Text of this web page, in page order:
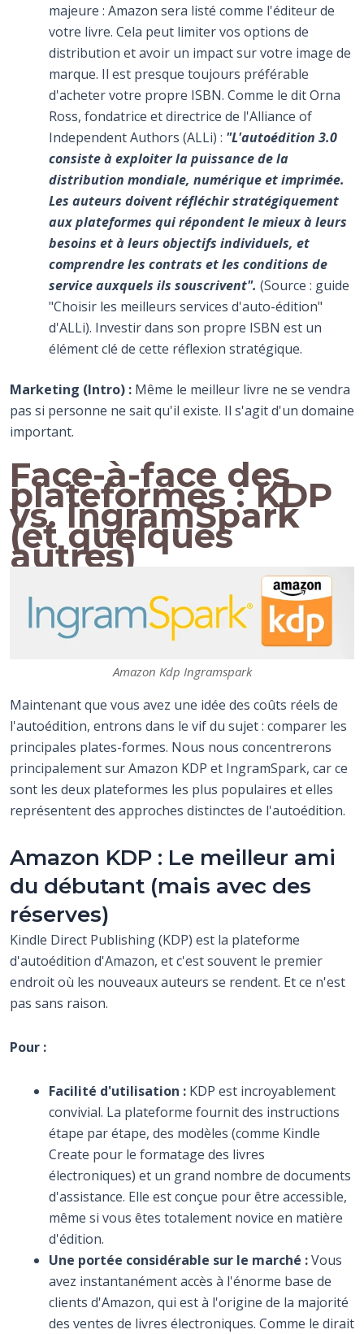
majeure : Amazon sera listé comme l'éditeur de
votre livre. Cela peut limiter vos options de
distribution et avoir un impact sur votre image de
marque. Il est presque toujours préférable
d'acheter votre propre ISBN. Comme le dit Orna
Ross, fondatrice et directrice de l'Alliance of
Independent Authors (ALLi) : "L'autoédition 3.0
consiste à exploiter la puissance de la
distribution mondiale, numérique et imprimée.
Les auteurs doivent réfléchir stratégiquement
aux plateformes qui répondent le mieux à leurs
besoins et à leurs objectifs individuels, et
comprendre les contrats et les conditions de
service auxquels ils souscrivent". (Source : guide
"Choisir les meilleurs services d'auto-édition"
d'ALLi). Investir dans son propre ISBN est un
élément clé de cette réflexion stratégique.
Marketing (Intro) : Même le meilleur livre ne se vendra
pas si personne ne sait qu'il existe. Il s'agit d'un domaine
important.
Face-à-face des
plateformes : KDP
vs. IngramSpark
(et quelques
autres)
Amazon Kdp Ingramspark
Maintenant que vous avez une idée des coûts réels de
l'autoédition, entrons dans le vif du sujet : comparer les
principales plates-formes. Nous nous concentrerons
principalement sur Amazon KDP et IngramSpark, car ce
sont les deux plateformes les plus populaires et elles
représentent des approches distinctes de l'autoédition.
Amazon KDP : Le meilleur ami
du débutant (mais avec des
réserves)
Kindle Direct Publishing (KDP) est la plateforme
d'autoédition d'Amazon, et c'est souvent le premier
endroit où les nouveaux auteurs se rendent. Et ce n'est
pas sans raison.
Pour :
Facilité d'utilisation : KDP est incroyablement
convivial. La plateforme fournit des instructions
étape par étape, des modèles (comme Kindle
Create pour le formatage des livres
électroniques) et un grand nombre de documents
d'assistance. Elle est conçue pour être accessible,
même si vous êtes totalement novice en matière
d'édition.
Une portée considérable sur le marché :Vous
avez instantanément accès à l'énorme base de
clients d'Amazon, qui est à l'origine de la majorité
des ventes de livres électroniques. Comme le dirait